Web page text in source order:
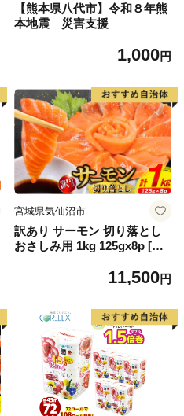
【熊本県八代市】令和８年熊
本地震 災害支援
1,000円
宮城県気仙沼市
訳あり サーモン 切り落とし
おさしみ用 1kg 125gx8p [足
4313] 魚 魚介類 鮭 お刺し身
11,500円